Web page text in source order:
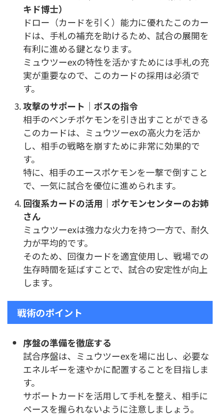
キド博士）
ドロー（カードを引く）能力に優れたこのカー
ドは、手札の補充を助けるため、試合の展開を
有利に進める鍵となります。
ミュウツーexの特性を活かすためには手札の充
実が重要なので、このカードの採用は必須で
す。
攻撃のサポート｜ボスの指令
相手のベンチポケモンを引き出すことができる
このカードは、ミュウツーexの高火力を活か
し、相手の戦略を崩すために非常に効果的で
す。
特に、相手のエースポケモンを一撃で倒すこと
で、一気に試合を優位に進められます。
回復系カードの活用｜ポケモンセンターのお姉
さん
ミュウツーexは強力な火力を持つ一方で、耐久
力が平均的です。
そのため、回復カードを適宜使用し、戦場での
生存時間を延ばすことで、試合の安定性が向上
します。
戦術のポイント
序盤の準備を徹底する
試合序盤は、ミュウツーexを場に出し、必要な
エネルギーを速やかに配置することを目指しま
す。
サポートカードを活用して手札を整え、相手に
ペースを握られないように注意しましょう。